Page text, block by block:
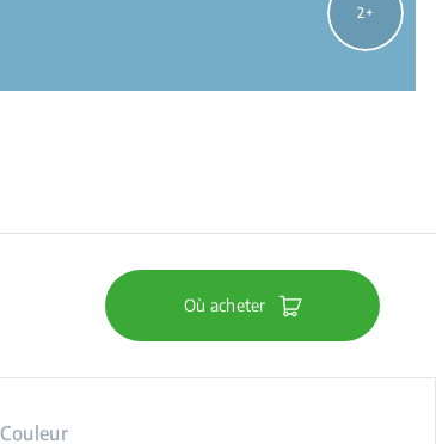
2
Où acheter
Couleur